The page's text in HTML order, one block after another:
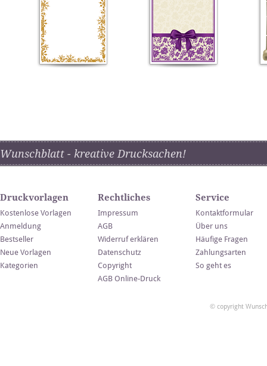
Wunschblatt - kreative Drucksachen!
Druckvorlagen
Kostenlose Vorlagen
Anmeldung
Bestseller
Neue Vorlagen
Kategorien
Rechtliches
Impressum
AGB
Widerruf erklären
Datenschutz
Copyright
AGB Online-Druck
Service
Kontaktformular
Über uns
Häufige Fragen
Zahlungsarten
So geht es
© copyright